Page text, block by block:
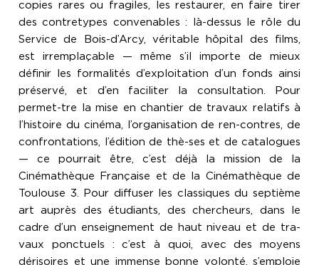
copies rares ou fragiles, les restaurer, en faire tirer
des contretypes convenables : là-dessus le rôle du
Service de Bois-d’Arcy, véritable hôpital des films,
est irremplaçable — même s’il importe de mieux
définir les formalités d’exploitation d’un fonds ainsi
préservé, et d’en faciliter la consultation. Pour
permet-tre la mise en chantier de travaux relatifs à
l’histoire du cinéma, l’organisation de ren-contres, de
confrontations, l’édition de thè-ses et de catalogues
— ce pourrait être, c’est déjà la mission de la
Cinémathèque Française et de la Cinémathèque de
Toulouse 3. Pour diffuser les classiques du septième
art auprès des étudiants, des chercheurs, dans le
cadre d’un enseignement de haut niveau et de tra-
vaux ponctuels : c’est à quoi, avec des moyens
dérisoires et une immense bonne volonté, s’emploie